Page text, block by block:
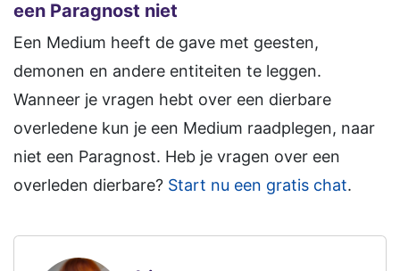
een Paragnost niet
Een Medium heeft de gave met geesten,
demonen en andere entiteiten te leggen.
Wanneer je vragen hebt over een dierbare
overledene kun je een Medium raadplegen, naar
niet een Paragnost. Heb je vragen over een
overleden dierbare? Start nu een gratis chat.